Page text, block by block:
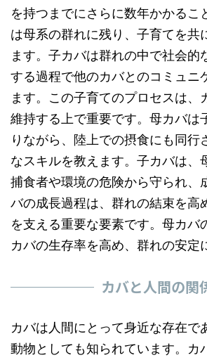
を持つまでにさらに数年かかるこ
は母系の群れに残り、子育てを共
ます。子カバは群れの中で社会的
する過程で他のカバとのコミュニ
ます。この子育てのプロセスは、
維持する上で重要です。母カバは
りながら、陸上での摂食にも同行
なスキルを教えます。子カバは、
捕食者や環境の危険から守られ、
バの成長過程は、群れの結束を高
を支える重要な要素です。母カバ
カバの生存率を高め、群れの安定
カバと人間の関
カバは人間にとって身近な存在で
動物としても知られています。カ